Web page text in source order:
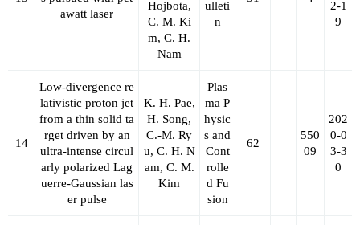
awatt laser
Hojbota,
C. M. Ki
m, C. H.
Nam
ulleti
n
2-1
9
14
Low-divergence re
lativistic proton jet
from a thin solid ta
rget driven by an
ultra-intense circul
arly polarized Lag
uerre-Gaussian las
er pulse
K. H. Pae,
H. Song,
C.-M. Ry
u, C. H. N
am, C. M.
Kim
Plas
ma P
hysic
s and
Cont
rolle
d Fu
sion
62
550
09
202
0-0
3-3
0